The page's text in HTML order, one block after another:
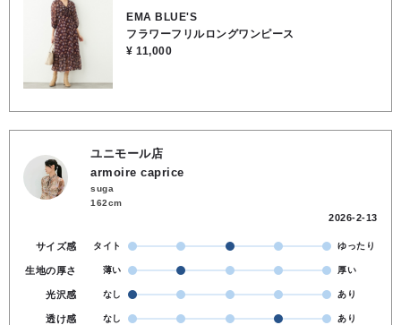
かな肌触りで着心地も快適です。1枚でさらりと着るのはもちろん、ジ
ャケットやカーディガンを羽織ればロングシーズン活躍！お出かけや
カフェ、ちょっとしたお食事など、大人のデイリースタイルを上品に
彩る一着です。●裏地スカート部分のみあり●透け感トップス部分あり
●ポケットなし●お洗濯可●表地／ポリエステル100％, 裏地／レーヨ
ン100％
EMA BLUE'S
フラワーフリルロングワンピース
¥ 11,000
ユニモール店
armoire caprice
suga
162cm
2026-2-13
サイズ感 タイト ゆったり
生地の厚さ 薄い 厚い
光沢感 なし あり
透け感 なし あり